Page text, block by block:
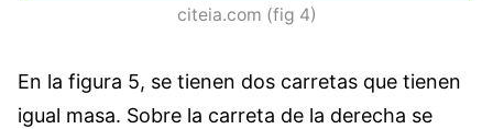
citeia.com (fig 4)
En la figura 5, se tienen dos carretas que tienen
igual masa. Sobre la carreta de la derecha se